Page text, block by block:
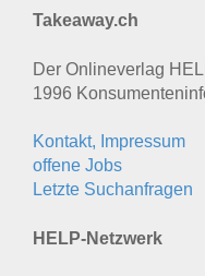
Takeaway.ch
Der Onlineverlag
1996
Kontakt, Impressum
offene Jobs
Letzte Suchanfragen
HELP-Netzwerk